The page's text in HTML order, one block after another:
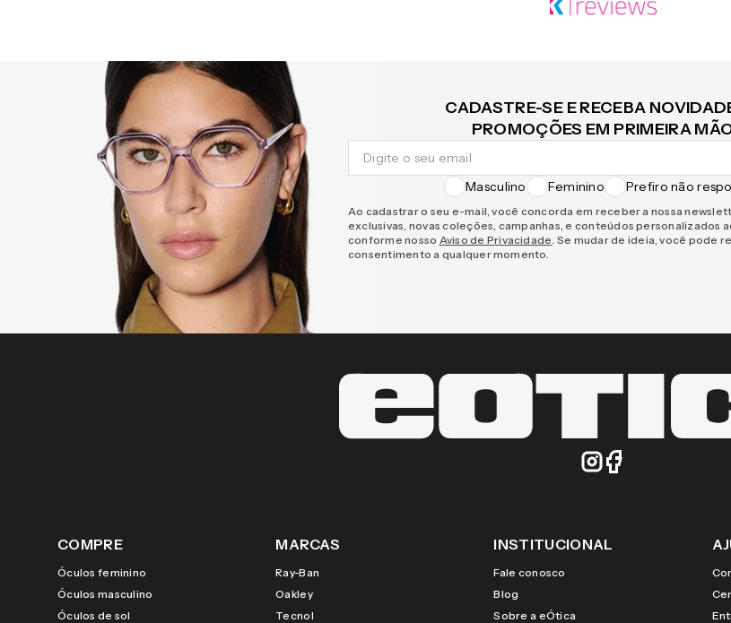
CADASTRE-SE E RECEBA
PROMOÇÕES EM PRIMEIRA
Masculino Feminino Prefiro não
Ao cadastrar o seu e-mail, você concorda em receber a nossa
exclusivas, novas coleções, campanhas, e conteúdos personalizados
conforme nosso Aviso de Privacidade. Se mudar de ideia, você pode
consentimento a qualquer momento.
COMPRE
Óculos feminino
Óculos masculino
Óculos de sol
MARCAS
Ray-Ban
Oakley
Tecnol
INSTITUCIONAL
Fale conosco
Blog
Sobre a eÓtica